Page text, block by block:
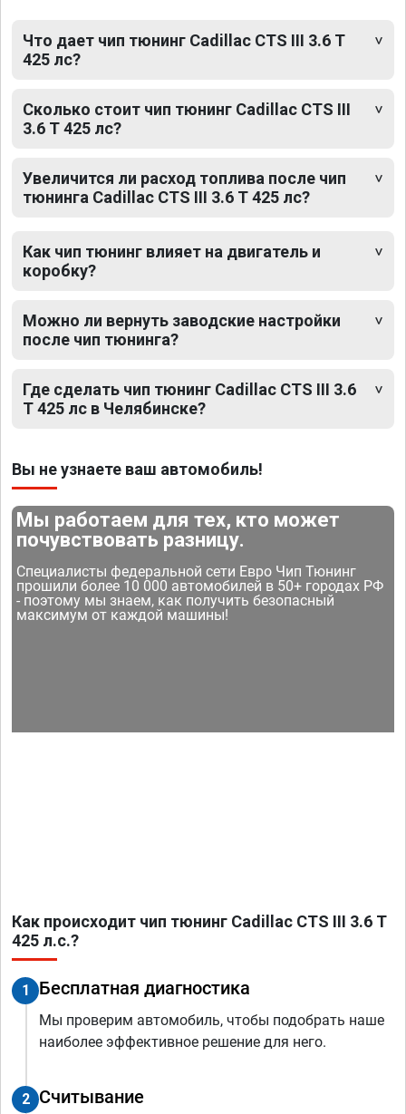
Что дает чип тюнинг Cadillac CTS III 3.6 T
425 лс?
Сколько стоит чип тюнинг Cadillac CTS III
3.6 T 425 лс?
Увеличится ли расход топлива после чип
тюнинга Cadillac CTS III 3.6 T 425 лс?
Как чип тюнинг влияет на двигатель и
коробку?
Можно ли вернуть заводские настройки
после чип тюнинга?
Где сделать чип тюнинг Cadillac CTS III 3.6
T 425 лс в Челябинске?
Вы не узнаете ваш автомобиль!
Мы работаем для тех, кто может
почувствовать разницу.
Специалисты федеральной сети Евро Чип Тюнинг
прошили более 10 000 автомобилей в 50+ городах РФ
- поэтому мы знаем, как получить безопасный
максимум от каждой машины!
Как происходит чип тюнинг Cadillac CTS III 3.6 T
425 л.с.?
1 Бесплатная диагностика
Мы проверим автомобиль, чтобы подобрать наше
наиболее эффективное решение для него.
2 Считывание